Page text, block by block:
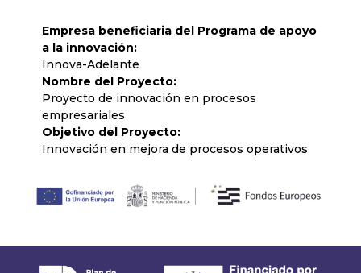
Empresa beneficiaria del Programa de apoyo
a la innovación:
Innova-Adelante
Nombre del Proyecto:
Proyecto de innovación en procesos
empresariales
Objetivo del Proyecto:
Innovación en mejora de procesos operativos